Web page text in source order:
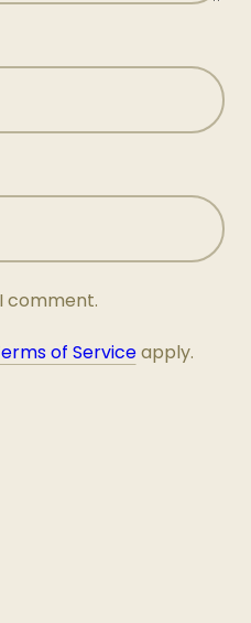
comment.
of Serviceapply.